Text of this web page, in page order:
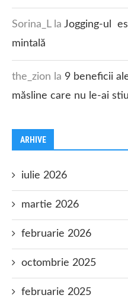
Sorina_Lla Jogging-ul
mintală
the_zion la 9 beneficii
măsline care nu le-ai
ARHIVE
iulie 2026
martie 2026
februarie 2026
octombrie 2025
februarie 2025